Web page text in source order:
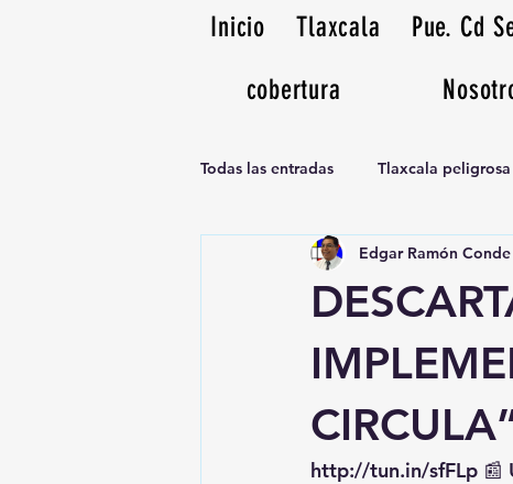
Inicio Tlaxcala Pue. Cd
cobertura
Todas las entradas Tlaxcala
Noticias Musicales radio 1370am
Edgar Ramón
http://tun.in/sfFLp 📰